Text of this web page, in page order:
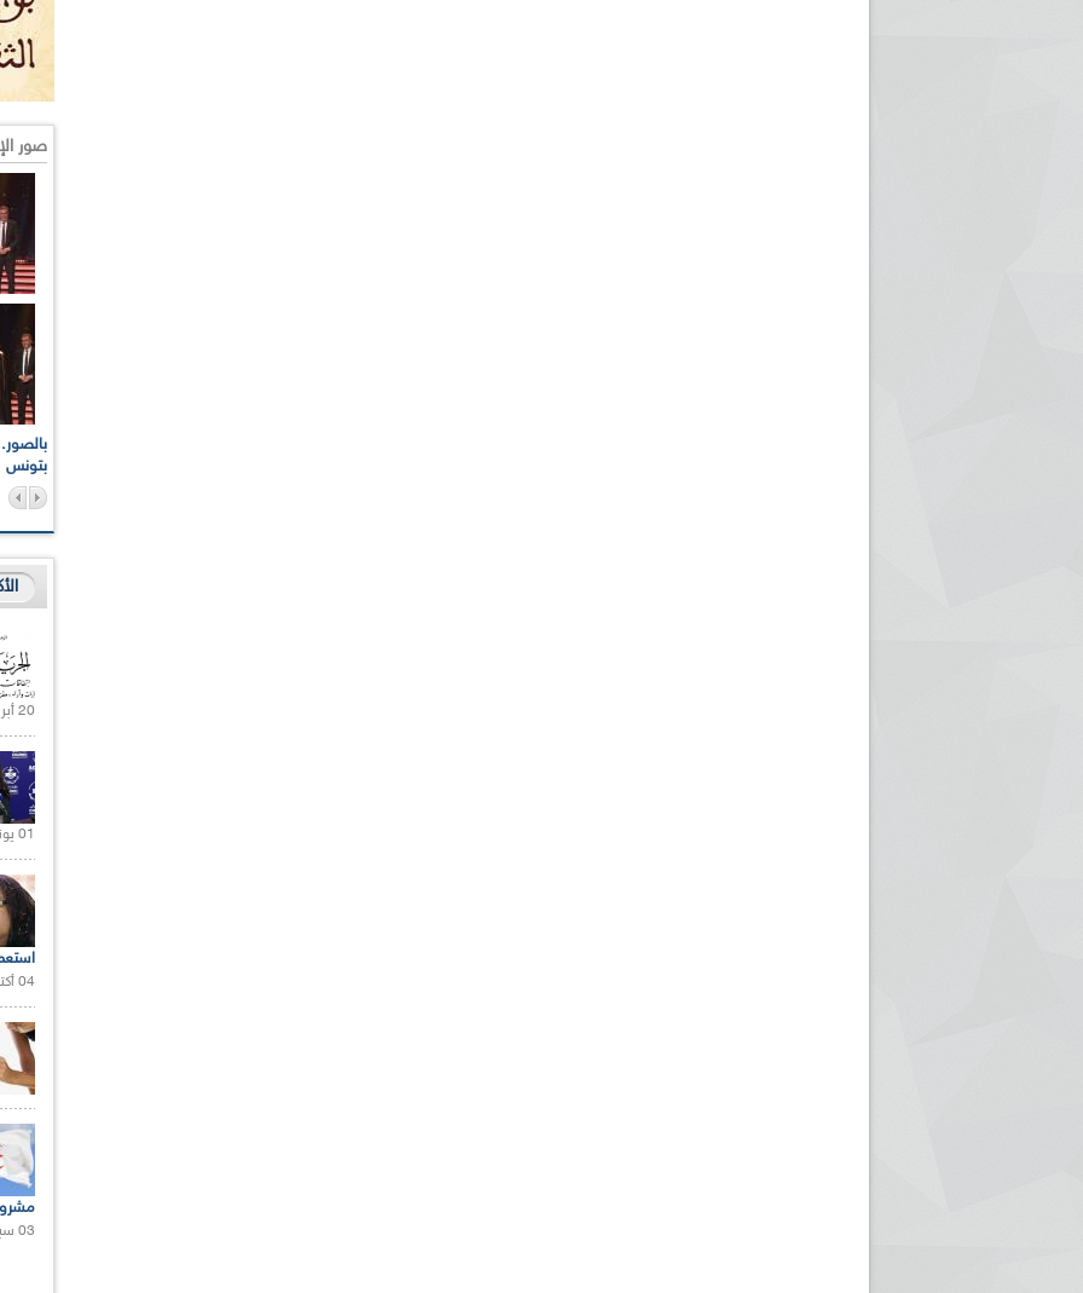
صور
بتونس
20 أبريل 2021 |
01 يونيو 2021 |
04 أكتوبر 2020 |
03 سبتمبر 2020 |